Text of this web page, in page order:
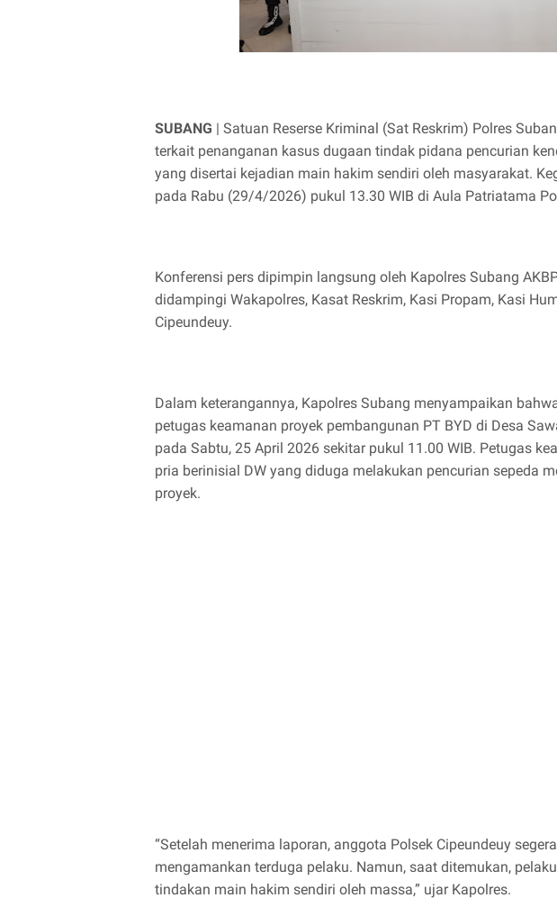
SUBANG | Satuan Reserse Kriminal (Sat Reskrim) Polres
terkait penanganan kasus dugaan tindak pidana pencurian
yang disertai kejadian main hakim sendiri oleh masyarakat.
pada Rabu (29/4/2026) pukul 13.30 WIB di Aula Patriatama
Konferensi pers dipimpin langsung oleh Kapolres Subang
didampingi Wakapolres, Kasat Reskrim, Kasi Propam, Kasi
Cipeundeuy.
Dalam keterangannya, Kapolres Subang menyampaikan
petugas keamanan proyek pembangunan PT BYD di Desa
pada Sabtu, 25 April 2026 sekitar pukul 11.00 WIB. Petugas
pria berinisial DW yang diduga melakukan pencurian sepeda
proyek.
“Setelah menerima laporan, anggota Polsek Cipeundeuy
mengamankan terduga pelaku. Namun, saat ditemukan,
tindakan main hakim sendiri oleh massa,” ujar Kapolres.